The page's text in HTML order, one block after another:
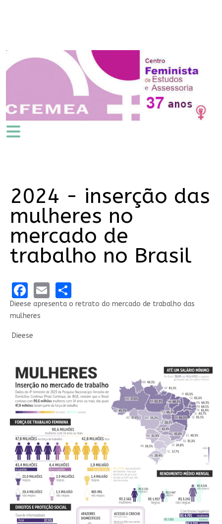
2024 - inserção das
mulheres no
mercado de
trabalho no Brasil
Facebook
EmailShare
Dieese apresenta o retrato do mercado de trabalho das
mulheres
Dieese